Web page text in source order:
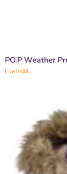
PO.P Weather
Lue lisää...